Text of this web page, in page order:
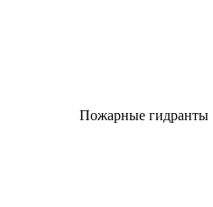
Пожарные гидранты